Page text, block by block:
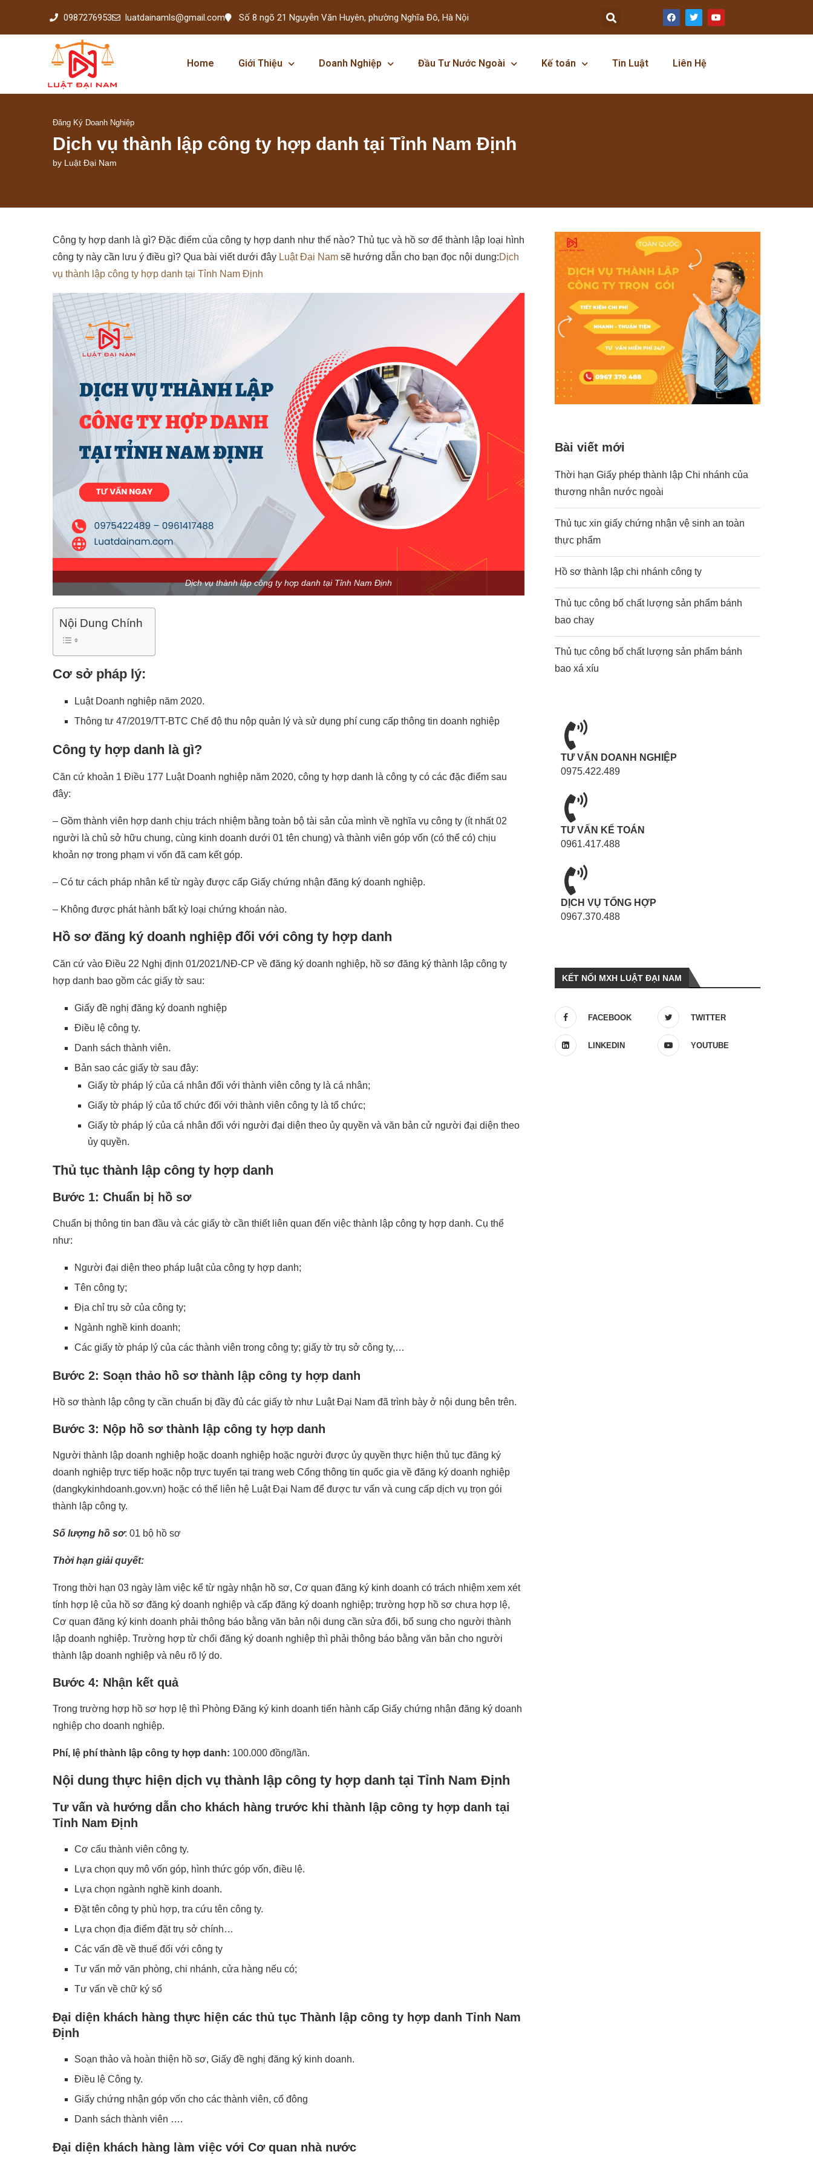
0987276953 luatdainamls@gmail.com Số 8 ngõ 21 Nguyễn Văn Huyên, phường Nghĩa Đô, Hà Nội
Home Giới Thiệu Doanh Nghiệp Đầu Tư Nước Ngoài Kế toán Tin Luật Liên Hệ
Đăng Ký Doanh Nghiệp
Dịch vụ thành lập công ty hợp danh tại Tỉnh Nam Định
by Luật Đại Nam
Công ty hợp danh là gì? Đặc điểm của công ty hợp danh như thế nào? Thủ tục và hồ sơ để thành lập loại hình
công ty này cần lưu ý điều gì? Qua bài viết dưới đây Luật Đại Nam sẽ hướng dẫn cho bạn đọc nội dung:Dịch
vụ thành lập công ty hợp danh tại Tỉnh Nam Định
Dịch vụ thành lập công ty hợp danh tại Tỉnh Nam Định
Nội Dung Chính
Cơ sở pháp lý:
Luật Doanh nghiệp năm 2020.
Thông tư 47/2019/TT-BTC Chế độ thu nộp quản lý và sử dụng phí cung cấp thông tin doanh nghiệp
Công ty hợp danh là gì?
Căn cứ khoản 1 Điều 177 Luật Doanh nghiệp năm 2020, công ty hợp danh là công ty có các đặc điểm sau
đây:
– Gồm thành viên hợp danh chịu trách nhiệm bằng toàn bộ tài sản của mình về nghĩa vụ công ty (ít nhất 02
người là chủ sở hữu chung, cùng kinh doanh dưới 01 tên chung) và thành viên góp vốn (có thể có) chịu
khoản nợ trong phạm vi vốn đã cam kết góp.
– Có tư cách pháp nhân kể từ ngày được cấp Giấy chứng nhận đăng ký doanh nghiệp.
– Không được phát hành bất kỳ loại chứng khoán nào.
Hồ sơ đăng ký doanh nghiệp đối với công ty hợp danh
Căn cứ vào Điều 22 Nghị định 01/2021/NĐ-CP về đăng ký doanh nghiệp, hồ sơ đăng ký thành lập công ty
hợp danh bao gồm các giấy tờ sau:
Giấy đề nghị đăng ký doanh nghiệp
Điều lệ công ty.
Danh sách thành viên.
Bản sao các giấy tờ sau đây:
Giấy tờ pháp lý của cá nhân đối với thành viên công ty là cá nhân;
Giấy tờ pháp lý của tổ chức đối với thành viên công ty là tổ chức;
Giấy tờ pháp lý của cá nhân đối với người đại diện theo ủy quyền và văn bản cử người đại diện theo
ủy quyền.
Thủ tục thành lập công ty hợp danh
Bước 1: Chuẩn bị hồ sơ
Chuẩn bị thông tin ban đầu và các giấy tờ cần thiết liên quan đến việc thành lập công ty hợp danh. Cụ thể
như:
Người đại diện theo pháp luật của công ty hợp danh;
Tên công ty;
Địa chỉ trụ sở của công ty;
Ngành nghề kinh doanh;
Các giấy tờ pháp lý của các thành viên trong công ty; giấy tờ trụ sở công ty,…
Bước 2: Soạn thảo hồ sơ thành lập công ty hợp danh
Hồ sơ thành lập công ty cần chuẩn bị đầy đủ các giấy tờ như Luật Đại Nam đã trình bày ở nội dung bên trên.
Bước 3: Nộp hồ sơ thành lập công ty hợp danh
Người thành lập doanh nghiệp hoặc doanh nghiệp hoặc người được ủy quyền thực hiện thủ tục đăng ký
doanh nghiệp trực tiếp hoặc nộp trực tuyến tại trang web Cổng thông tin quốc gia về đăng ký doanh nghiệp
(dangkykinhdoanh.gov.vn) hoặc có thể liên hệ Luật Đại Nam để được tư vấn và cung cấp dịch vụ trọn gói
thành lập công ty.
Số lượng hồ sơ: 01 bộ hồ sơ
Thời hạn giải quyết:
Trong thời hạn 03 ngày làm việc kể từ ngày nhận hồ sơ, Cơ quan đăng ký kinh doanh có trách nhiệm xem xét
tính hợp lệ của hồ sơ đăng ký doanh nghiệp và cấp đăng ký doanh nghiệp; trường hợp hồ sơ chưa hợp lệ,
Cơ quan đăng ký kinh doanh phải thông báo bằng văn bản nội dung cần sửa đổi, bổ sung cho người thành
lập doanh nghiệp. Trường hợp từ chối đăng ký doanh nghiệp thì phải thông báo bằng văn bản cho người
thành lập doanh nghiệp và nêu rõ lý do.
Bước 4: Nhận kết quả
Trong trường hợp hồ sơ hợp lệ thì Phòng Đăng ký kinh doanh tiến hành cấp Giấy chứng nhận đăng ký doanh
nghiệp cho doanh nghiệp.
Phí, lệ phí thành lập công ty hợp danh: 100.000 đồng/lần.
Nội dung thực hiện dịch vụ thành lập công ty hợp danh tại Tỉnh Nam Định
Tư vấn và hướng dẫn cho khách hàng trước khi thành lập công ty hợp danh tại
Tỉnh Nam Định
Cơ cấu thành viên công ty.
Lựa chọn quy mô vốn góp, hình thức góp vốn, điều lệ.
Lựa chọn ngành nghề kinh doanh.
Đặt tên công ty phù hợp, tra cứu tên công ty.
Lựa chọn địa điểm đặt trụ sở chính…
Các vấn đề về thuế đối với công ty
Tư vấn mở văn phòng, chi nhánh, cửa hàng nếu có;
Tư vấn về chữ ký số
Đại diện khách hàng thực hiện các thủ tục Thành lập công ty hợp danh Tỉnh Nam
Định
Soạn thảo và hoàn thiện hồ sơ, Giấy đề nghị đăng ký kinh doanh.
Điều lệ Công ty.
Giấy chứng nhận góp vốn cho các thành viên, cổ đông
Danh sách thành viên ….
Đại diện khách hàng làm việc với Cơ quan nhà nước
Bài viết mới
Thời hạn Giấy phép thành lập Chi nhánh của
thương nhân nước ngoài
Thủ tục xin giấy chứng nhận vệ sinh an toàn
thực phẩm
Hồ sơ thành lập chi nhánh công ty
Thủ tục công bố chất lượng sản phẩm bánh
bao chay
Thủ tục công bố chất lượng sản phẩm bánh
bao xá xíu
TƯ VẤN DOANH NGHIỆP
0975.422.489
TƯ VẤN KẾ TOÁN
0961.417.488
DỊCH VỤ TỔNG HỢP
0967.370.488
KẾT NỐI MXH LUẬT ĐẠI NAM
FACEBOOK TWITTER
LINKEDIN YOUTUBE